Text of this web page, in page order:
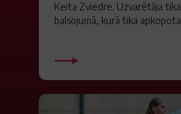
Keita Zviedre. Uzvarētāja
balsojumā, kurā tika